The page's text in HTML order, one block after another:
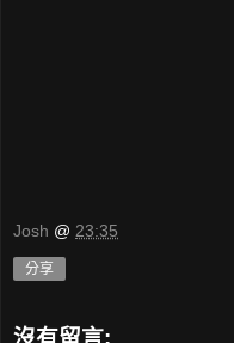
Josh @ 23:35
分享
沒有留言: